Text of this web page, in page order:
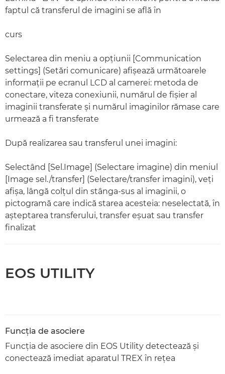
faptul că transferul de imagini se află în
curs
Selectarea din meniu a opţiunii [Communication
settings] (Setări comunicare) afişează următoarele
informaţii pe ecranul LCD al camerei: metoda de
conectare, viteza conexiunii, numărul de fişier al
imaginii transferate şi numărul imaginilor rămase care
urmează a fi transferate
După realizarea sau transferul unei imagini:
Selectând [Sel.Image] (Selectare imagine) din meniul
[Image sel./transfer] (Selectare/transfer imagini), veţi
afişa, lângă colţul din stânga-sus al imaginii, o
pictogramă care indică starea acesteia: neselectată, în
aşteptarea transferului, transfer eşuat sau transfer
finalizat
EOS UTILITY
Funcţia de asociere
Funcţia de asociere din EOS Utility detectează şi
conectează imediat aparatul TREX în reţea